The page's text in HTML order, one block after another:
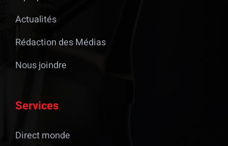
Actualités
Rédaction des Médias
Nous joindre
Services
Direct monde